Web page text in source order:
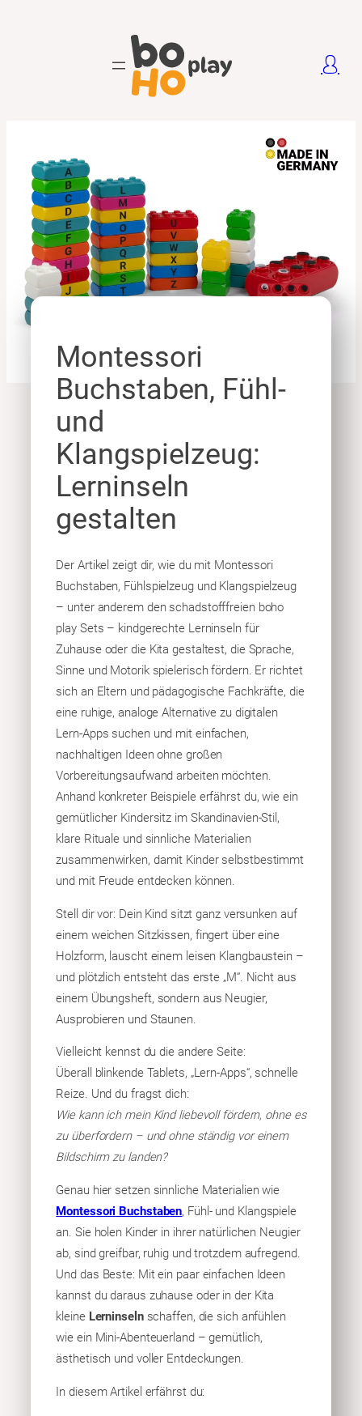
Montessori
Buchstaben, Fühl-
und
Klangspielzeug:
Lerninseln
gestalten
Der Artikel zeigt dir, wie du mit Montessori
Buchstaben, Fühlspielzeug und Klangspielzeug
– unter anderem den schadstofffreien boho
play Sets – kindgerechte Lerninseln für
Zuhause oder die Kita gestaltest, die Sprache,
Sinne und Motorik spielerisch fördern. Er richtet
sich an Eltern und pädagogische Fachkräfte, die
eine ruhige, analoge Alternative zu digitalen
Lern-Apps suchen und mit einfachen,
nachhaltigen Ideen ohne großen
Vorbereitungsaufwand arbeiten möchten.
Anhand konkreter Beispiele erfährst du, wie ein
gemütlicher Kindersitz im Skandinavien-Stil,
klare Rituale und sinnliche Materialien
zusammenwirken, damit Kinder selbstbestimmt
und mit Freude entdecken können.
Stell dir vor: Dein Kind sitzt ganz versunken auf
einem weichen Sitzkissen, fingert über eine
Holzform, lauscht einem leisen Klangbaustein –
und plötzlich entsteht das erste „M“. Nicht aus
einem Übungsheft, sondern aus Neugier,
Ausprobieren und Staunen.
Vielleicht kennst du die andere Seite:
Überall blinkende Tablets, „Lern-Apps“, schnelle
Reize. Und du fragst dich:
Wie kann ich mein Kind liebevoll fördern, ohne es
zu überfordern – und ohne ständig vor einem
Bildschirm zu landen?
Genau hier setzen sinnliche Materialien wie
Montessori Buchstaben, Fühl- und Klangspiele
an. Sie holen Kinder in ihrer natürlichen Neugier
ab, sind greifbar, ruhig und trotzdem aufregend.
Und das Beste: Mit ein paar einfachen Ideen
kannst du daraus zuhause oder in der Kita
kleine Lerninselnschaffen, die sich anfühlen
wie ein Mini-Abenteuerland – gemütlich,
ästhetisch und voller Entdeckungen.
In diesem Artikel erfährst du: